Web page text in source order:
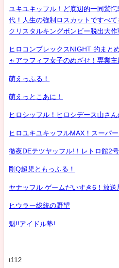
ユキユキッフル！ど底辺的一同驚
代！人生の強制ロスカットですべ
クリスタルキングボンビー脱出大作
ヒロコンプレックスNIGHT 的まと
ャアラフィフ女子のめざせ！専業
萌えっふる！
萌えっとこあに！
ヒロシッフル！ヒロシデース山さ
ヒロユキユキッフルMAX！スーパー
徹夜DEテツヤッフル!！レトロ館2号
剛Q超児ともっふる！
ヤナッフル ゲームだいすき6！放送
ヒウラー総統の野望
魁!!アイドル塾!
t112